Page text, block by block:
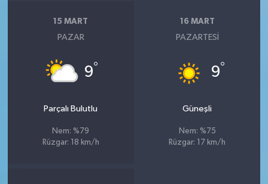
15 MART
PAZAR
9°
Parçalı Bulutlu
Nem: %79
Rüzgar: 18 km/h
16 MART
PAZARTESI
9°
Güneşli
Nem: %75
Rüzgar: 17 km/h